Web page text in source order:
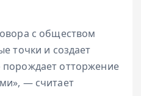
с обществом
точки и создает
отторжение
— считает